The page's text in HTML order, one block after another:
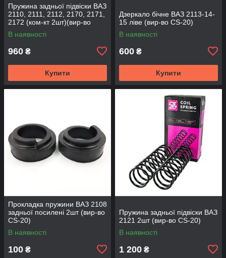
Пружина задньої підвіски ВАЗ
2110, 2111, 2112, 2170, 2171,
2172 (ком-кт 2шт)(вир-во
SKADI)
В наявності
960 ₴
Купити
Дзеркало бічне ВАЗ 2113-14-
15 ліве (вир-во CS-20)
В наявності
600 ₴
Купити
Прокладка пружини ВАЗ 2108
задньої посилені 2шт (вир-во
CS-20)
В наявності
100 ₴
Пружина задньої підвіски ВАЗ
2121 2шт (вир-во CS-20)
В наявності
1 200 ₴